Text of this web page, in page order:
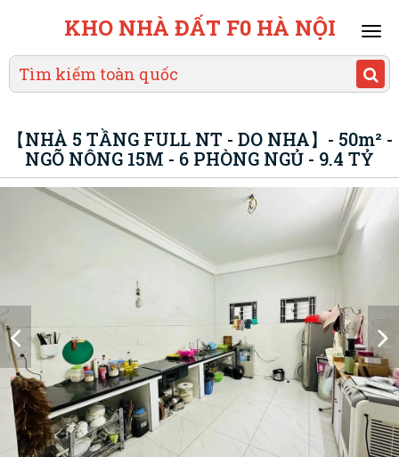
KHO NHÀ ĐẤT F0 HÀ NỘI
【NHÀ 5 TẦNG FULL NT - DO NHA】- 50m² -
NGÕ NÔNG 15M - 6 PHÒNG NGỦ - 9.4 TỶ